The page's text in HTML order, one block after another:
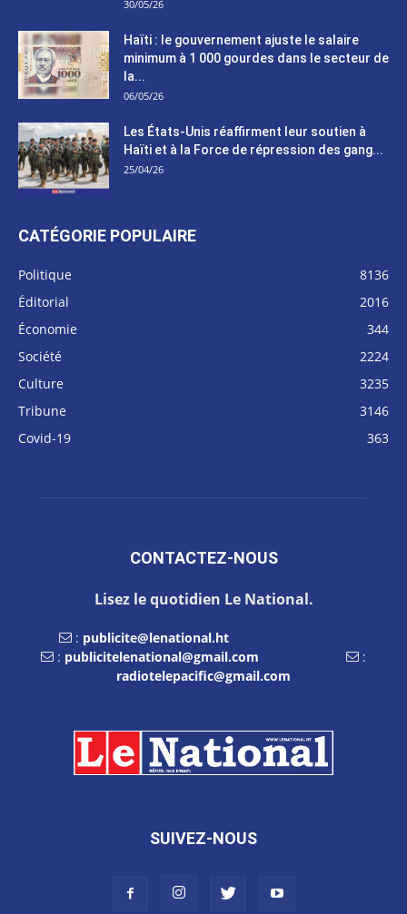
30/05/26
Haïti : le gouvernement ajuste le salaire
minimum à 1 000 gourdes dans le secteur de
la...
06/05/26
Les États-Unis réaffirment leur soutien à
Haïti et à la Force de répression des gang...
25/04/26
CATÉGORIE POPULAIRE
Politique
8136
Éditorial
2016
Économie
344
Société
2224
Culture
3235
Tribune
3146
Covid-19
363
CONTACTEZ-NOUS
Lisez le quotidien Le National.
: publicite@lenational.ht
: publicitelenational@gmail.com
:
radiotelepacific@gmail.com
SUIVEZ-NOUS